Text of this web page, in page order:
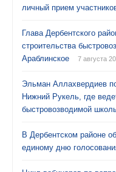
личный прием
Глава Дербентского
строительства
Араблинское
7 августа
Эльман Аллахвердиев
Нижний Рукель, где
быстровозводимой
В Дербентском районе
единому дню